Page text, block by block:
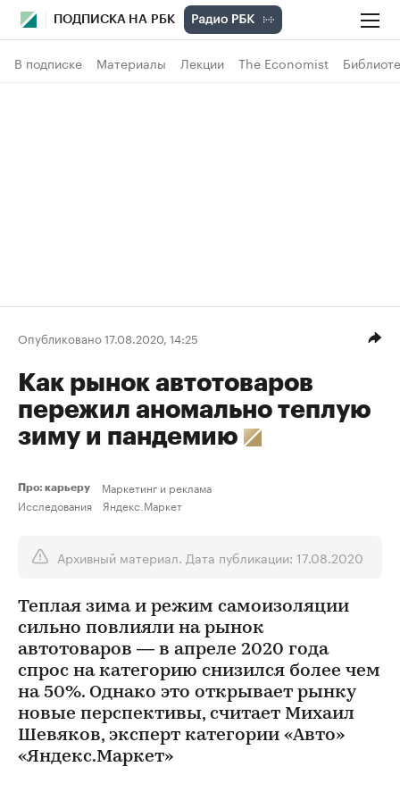
ПОДПИСКА НА РБК
В подписке Материалы Лекции The Economist
Опубликовано 17.08.2020, 14:25
Как рынок автотоваров
пережил аномально теплую
зиму и пандемию
Про: карьеру
Маркетинг и реклама
Исследования
Яндекс.Маркет
Архивный материал. Дата публикации: 17.08.2020
Теплая зима и режим самоизоляции
сильно повлияли на рынок
автотоваров — в апреле 2020 года
спрос на категорию снизился более чем
на 50%. Однако это открывает рынку
новые перспективы, считает Михаил
Шевяков, эксперт категории «Авто»
«Яндекс.Маркет»